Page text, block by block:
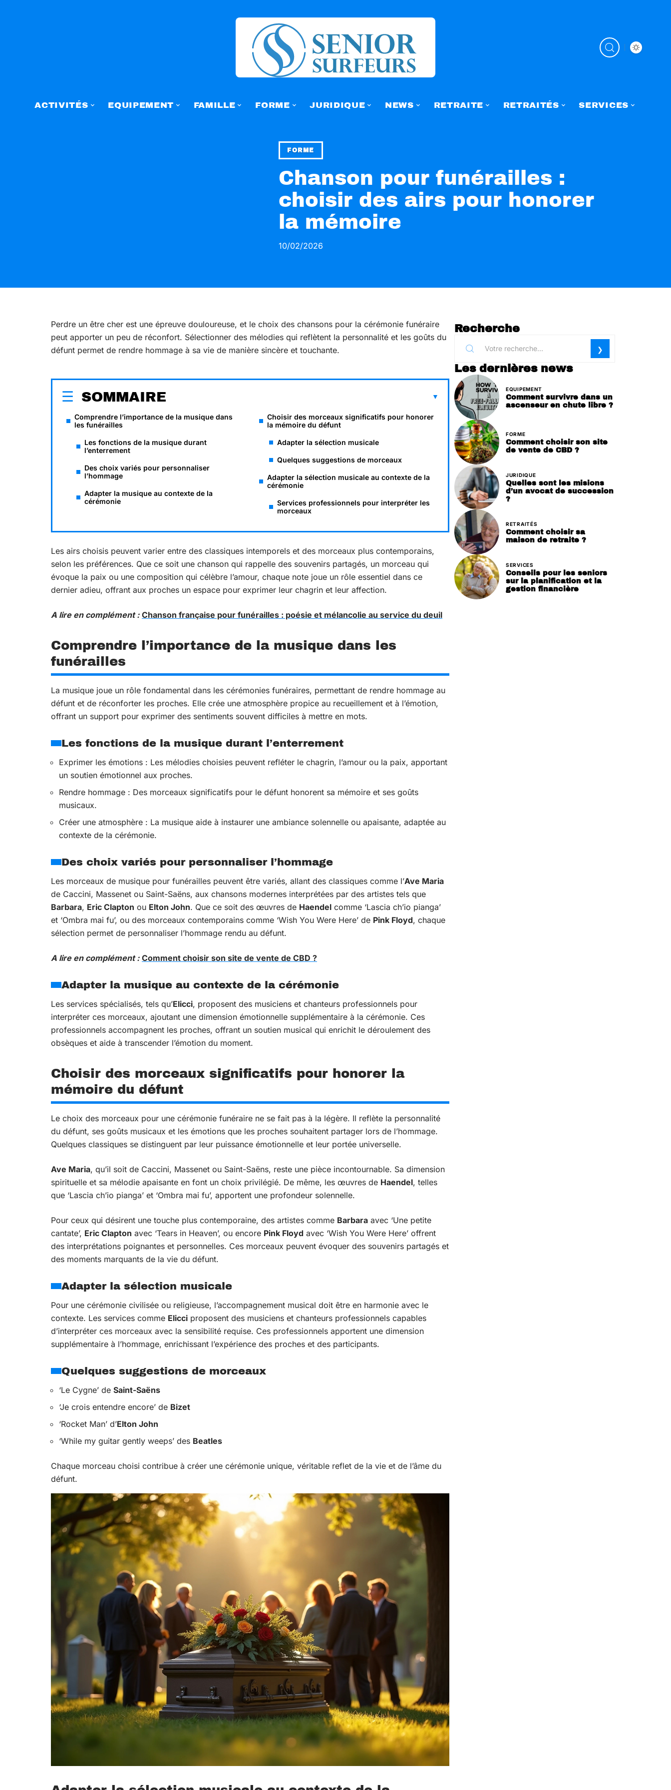
ACTIVITÉS EQUIPEMENT FAMILLE FORME JURIDIQUE NEWS RETRAITE RETRAITÉS SERVICES
FORME
Chanson pour funérailles :
choisir des airs pour honorer
la mémoire
10/02/2026
Perdre un être cher est une épreuve douloureuse, et le choix des chansons pour la cérémonie funéraire
peut apporter un peu de réconfort. Sélectionner des mélodies qui reflètent la personnalité et les goûts du
défunt permet de rendre hommage à sa vie de manière sincère et touchante.
SOMMAIRE
Comprendre l’importance de la musique dans
les funérailles
Les fonctions de la musique durant
l’enterrement
Des choix variés pour personnaliser
l’hommage
Adapter la musique au contexte de la
cérémonie
Choisir des morceaux significatifs pour honorer
la mémoire du défunt
Adapter la sélection musicale
Quelques suggestions de morceaux
Adapter la sélection musicale au contexte de la
cérémonie
Services professionnels pour interpréter les
morceaux
Les airs choisis peuvent varier entre des classiques intemporels et des morceaux plus contemporains,
selon les préférences. Que ce soit une chanson qui rappelle des souvenirs partagés, un morceau qui
évoque la paix ou une composition qui célèbre l’amour, chaque note joue un rôle essentiel dans ce
dernier adieu, offrant aux proches un espace pour exprimer leur chagrin et leur affection.
A lire en complément : Chanson française pour funérailles : poésie et mélancolie au service du deuil
Comprendre l’importance de la musique dans les
funérailles
La musique joue un rôle fondamental dans les cérémonies funéraires, permettant de rendre hommage au
défunt et de réconforter les proches. Elle crée une atmosphère propice au recueillement et à l’émotion,
offrant un support pour exprimer des sentiments souvent difficiles à mettre en mots.
Les fonctions de la musique durant l’enterrement
Exprimer les émotions : Les mélodies choisies peuvent refléter le chagrin, l’amour ou la paix, apportant
un soutien émotionnel aux proches.
Rendre hommage : Des morceaux significatifs pour le défunt honorent sa mémoire et ses goûts
musicaux.
Créer une atmosphère : La musique aide à instaurer une ambiance solennelle ou apaisante, adaptée au
contexte de la cérémonie.
Des choix variés pour personnaliser l’hommage
Les morceaux de musique pour funérailles peuvent être variés, allant des classiques comme l’Ave Maria
de Caccini, Massenet ou Saint-Saëns, aux chansons modernes interprétées par des artistes tels que
Barbara, Eric Clapton ou Elton John. Que ce soit des œuvres de Haendel comme ‘Lascia ch’io pianga’
et ‘Ombra mai fu’, ou des morceaux contemporains comme ‘Wish You Were Here’ de Pink Floyd, chaque
sélection permet de personnaliser l’hommage rendu au défunt.
A lire en complément : Comment choisir son site de vente de CBD ?
Adapter la musique au contexte de la cérémonie
Les services spécialisés, tels qu’Elicci, proposent des musiciens et chanteurs professionnels pour
interpréter ces morceaux, ajoutant une dimension émotionnelle supplémentaire à la cérémonie. Ces
professionnels accompagnent les proches, offrant un soutien musical qui enrichit le déroulement des
obsèques et aide à transcender l’émotion du moment.
Choisir des morceaux significatifs pour honorer la
mémoire du défunt
Le choix des morceaux pour une cérémonie funéraire ne se fait pas à la légère. Il reflète la personnalité
du défunt, ses goûts musicaux et les émotions que les proches souhaitent partager lors de l’hommage.
Quelques classiques se distinguent par leur puissance émotionnelle et leur portée universelle.
Ave Maria, qu’il soit de Caccini, Massenet ou Saint-Saëns, reste une pièce incontournable. Sa dimension
spirituelle et sa mélodie apaisante en font un choix privilégié. De même, les œuvres de Haendel, telles
que ‘Lascia ch’io pianga’ et ‘Ombra mai fu’, apportent une profondeur solennelle.
Pour ceux qui désirent une touche plus contemporaine, des artistes comme Barbara avec ‘Une petite
cantate’, Eric Clapton avec ‘Tears in Heaven’, ou encore Pink Floyd avec ‘Wish You Were Here’ offrent
des interprétations poignantes et personnelles. Ces morceaux peuvent évoquer des souvenirs partagés et
des moments marquants de la vie du défunt.
Adapter la sélection musicale
Pour une cérémonie civilisée ou religieuse, l’accompagnement musical doit être en harmonie avec le
contexte. Les services comme Elicci proposent des musiciens et chanteurs professionnels capables
d’interpréter ces morceaux avec la sensibilité requise. Ces professionnels apportent une dimension
supplémentaire à l’hommage, enrichissant l’expérience des proches et des participants.
Quelques suggestions de morceaux
‘Le Cygne’ de Saint-Saëns
‘Je crois entendre encore’ de Bizet
‘Rocket Man’ d’Elton John
‘While my guitar gently weeps’ des Beatles
Chaque morceau choisi contribue à créer une cérémonie unique, véritable reflet de la vie et de l’âme du
défunt.
Recherche
Les dernières news
EQUIPEMENT
Comment survivre dans un
ascenseur en chute libre ?
FORME
Comment choisir son site
de vente de CBD ?
JURIDIQUE
Quelles sont les misions
d’un avocat de succession
?
RETRAITÉS
Comment choisir sa
maison de retraite ?
SERVICES
Conseils pour les seniors
sur la planification et la
gestion financière